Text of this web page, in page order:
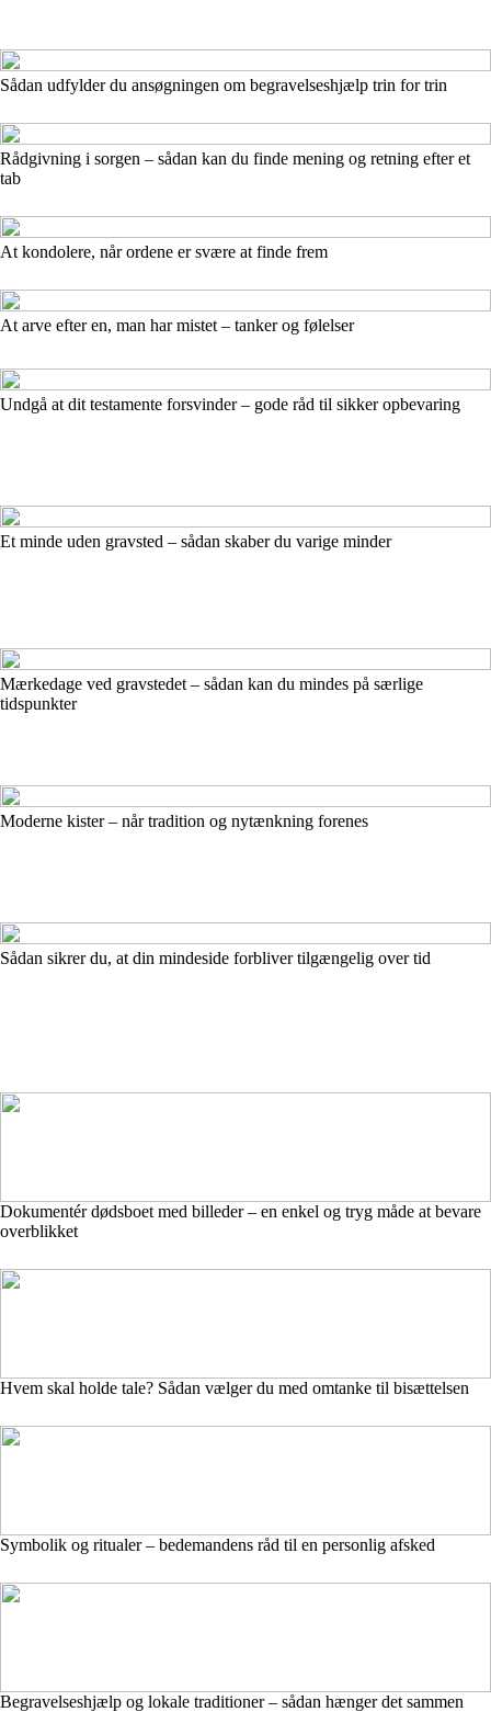
Sådan udfylder du ansøgningen om begravelseshjælp trin for trin
Rådgivning i sorgen – sådan kan du finde mening og retning efter et
tab
At kondolere, når ordene er svære at finde frem
At arve efter en, man har mistet – tanker og følelser
Undgå at dit testamente forsvinder – gode råd til sikker opbevaring
Et minde uden gravsted – sådan skaber du varige minder
Mærkedage ved gravstedet – sådan kan du mindes på særlige
tidspunkter
Moderne kister – når tradition og nytænkning forenes
Sådan sikrer du, at din mindeside forbliver tilgængelig over tid
Dokumentér dødsboet med billeder – en enkel og tryg måde at bevare
overblikket
Hvem skal holde tale? Sådan vælger du med omtanke til bisættelsen
Symbolik og ritualer – bedemandens råd til en personlig afsked
Begravelseshjælp og lokale traditioner – sådan hænger det sammen